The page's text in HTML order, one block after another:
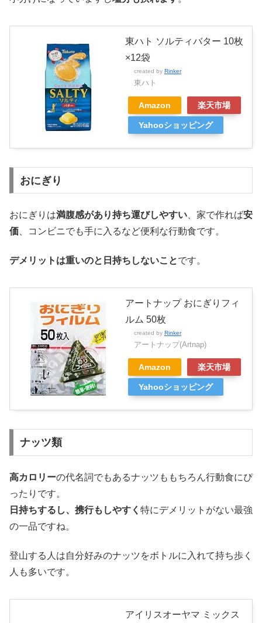
東ハト ソルティバター 10枚
×12袋
created by Rinker
東ハト
Amazon 楽天市場
Yahooショッピング
おにぎり
おにぎりは満腹感があり持ち運びしやすい 、家で作れば安
価 、コンビニでも手に入るなど便利な行動食です。
デメリットは重いのと日持ちしないことです。
アートナップ おにぎりフィ
ルム 50枚
created by Rinker
アートナップ(Artnap)
Amazon 楽天市場
Yahooショッピング
ナッツ類
高カロリーの代名詞でもあるナッツももちろん行動食にぴ
ったりです。
日持ちするし、携行もしやすく 特にデメリットがない最強
の一品ですね。
登山する人は自分好みのナッツをボトルに入れて持ち歩く
人も多いです。
アイリスオーヤマ ミックス